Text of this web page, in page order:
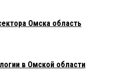
Омска область
в Омской области